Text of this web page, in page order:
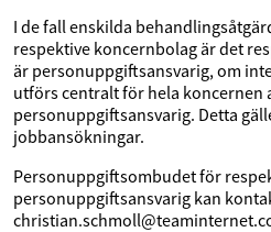
I de fall enskilda
respektive koncernbolag är det
är personuppgiftsansvarig, om
utförs centralt för hela koncernen
personuppgiftsansvarig. Detta
jobbansökningar.
Personuppgiftsombudet för
personuppgiftsansvarig kan